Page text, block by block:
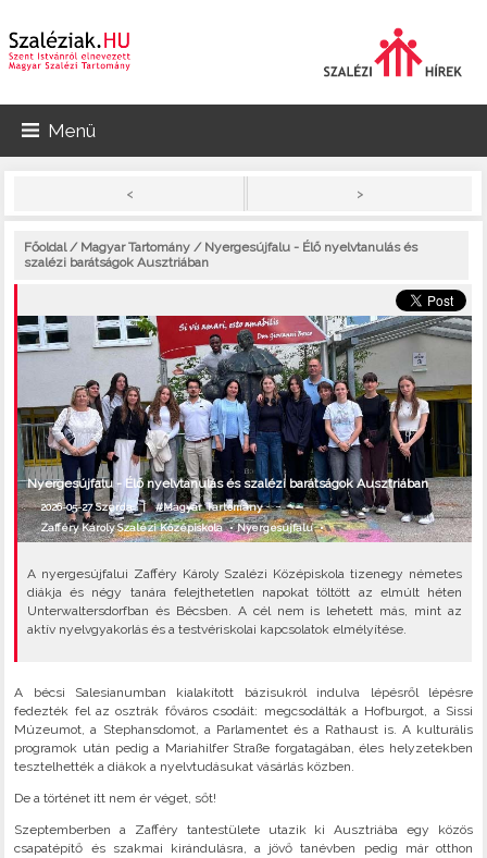
Menü
< >
Főoldal/ Magyar Tartomány / Nyergesújfalu - Élő nyelvtanulás és
szalézi barátságok Ausztriában
Nyergesújfalu - Élő nyelvtanulás és szalézi barátságok Ausztriában
2026-05-27 Szerda |#Magyar Tartomány
Zafféry Károly Szalézi Középiskola•Nyergesújfalu•
A nyergesújfalui Zafféry Károly Szalézi Középiskola tizenegy németes
diákja és négy tanára felejthetetlen napokat töltött az elmúlt héten
Unterwaltersdorfban és Bécsben. A cél nem is lehetett más, mint az
aktív nyelvgyakorlás és a testvériskolai kapcsolatok elmélyítése.
A bécsi Salesianumban kialakított bázisukról indulva lépésről lépésre
fedezték fel az osztrák főváros csodáit: megcsodálták a Hofburgot, a Sissi
Múzeumot, a Stephansdomot, a Parlamentet és a Rathaust is. A kulturális
programok után pedig a Mariahilfer Straße forgatagában, éles helyzetekben
tesztelhették a diákok a nyelvtudásukat vásárlás közben.
De a történet itt nem ér véget, sőt!
Szeptemberben a Zafféry tantestülete utazik ki Ausztriába egy közös
csapatépítő és szakmai kirándulásra, a jövő tanévben pedig már otthon